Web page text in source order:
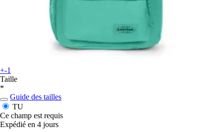
+-1
Taille
*
Guide des tailles
TU
Ce champ est requis
Expédié en 4 jours